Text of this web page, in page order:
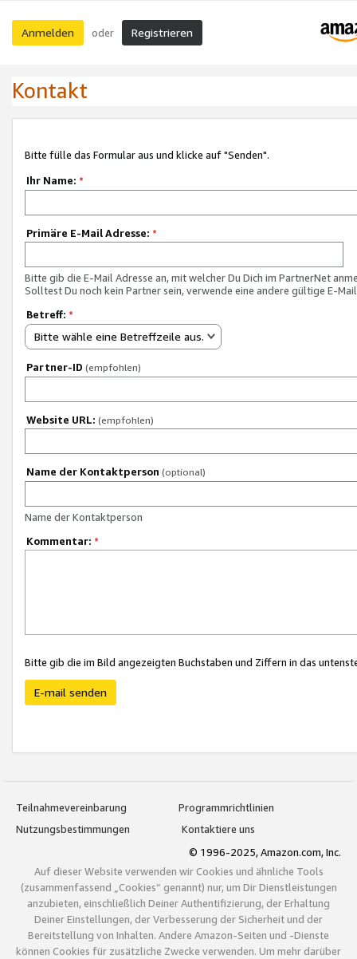
Anmelden oder Registrieren
Kontakt
Bitte fülle das Formular aus und klicke auf "Senden".
Ihr Name: *
Primäre E-Mail Adresse: *
Bitte gib die E-Mail Adresse an, mit welcher Du Dich im PartnerNet
Solltest Du noch kein Partner sein, verwende eine andere gültige E-
Betreff: *
Bitte wähle eine Betreffzeile aus.
Partner-ID (empfohlen)
Website URL: (empfohlen)
Name der Kontaktperson (optional)
Name der Kontaktperson
Kommentar: *
Bitte gib die im Bild angezeigten Buchstaben und Ziffern in das
E-mail senden
Teilnahmevereinbarung
Programmrichtlinien
Nutzungsbestimmungen
Kontaktiere uns
© 1996-2025, Amazon.com, Inc.
Auf dieser Website verwenden wir Cookies und ähnliche Tools
(zusammenfassend „Cookies“ genannt) nur, um Dir Dienstleistungen
anzubieten, einschließlich Deiner Authentifizierung, der Erhaltung
Deiner Einstellungen, der Verbesserung der Sicherheit und der
Bereitstellung von Inhalten. Andere Amazon-Seiten und -Dienste
können Cookies für zusätzliche Zwecke verwenden. Um mehr darüber